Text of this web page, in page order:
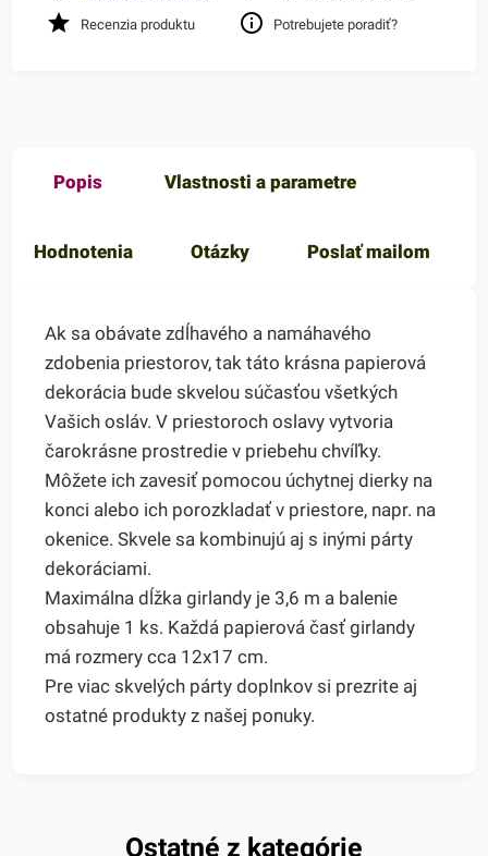
Recenzia produktu Potrebujete poradiť?
Popis Vlastnosti a parametre
Hodnotenia Otázky Poslať mailom
Ak sa obávate zdĺhavého a namáhavého
zdobenia priestorov, tak táto krásna papierová
dekorácia bude skvelou súčasťou všetkých
Vašich osláv. V priestoroch oslavy vytvoria
čarokrásne prostredie v priebehu chvíľky.
Môžete ich zavesiť pomocou úchytnej dierky na
konci alebo ich porozkladať v priestore, napr. na
okenice. Skvele sa kombinujú aj s inými párty
dekoráciami.
Maximálna dĺžka girlandy je 3,6 m a balenie
obsahuje 1 ks. Každá papierová časť girlandy
má rozmery cca 12x17 cm.
Pre viac skvelých párty doplnkov si prezrite aj
ostatné produkty z našej ponuky.
Ostatné z kategórie